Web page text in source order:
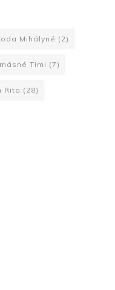
Mihályné (2)
Timi (7)
Rita (28)